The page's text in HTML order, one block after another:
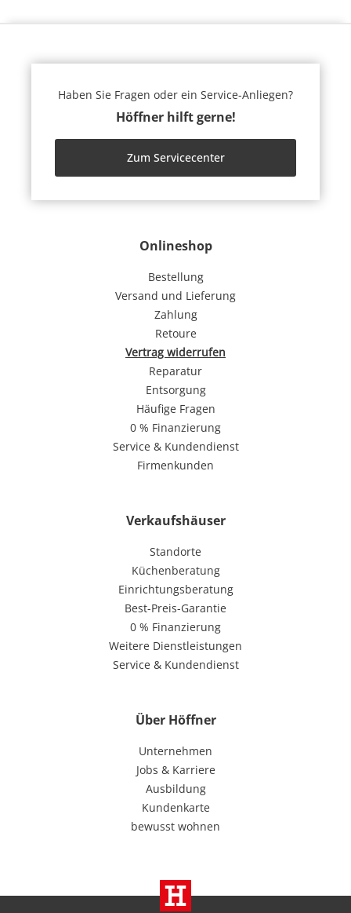
Onlineshop
Bestellung
Versand und Lieferung
Zahlung
Retoure
Vertrag widerrufen
Reparatur
Entsorgung
Häufige Fragen
0 % Finanzierung
Service & Kundendienst
Firmenkunden
Verkaufshäuser
Standorte
Küchenberatung
Einrichtungsberatung
Best-Preis-Garantie
0 % Finanzierung
Weitere Dienstleistungen
Service & Kundendienst
Über Höffner
Unternehmen
Jobs & Karriere
Ausbildung
Kundenkarte
bewusst wohnen
Haben Sie Fragen oder ein Service-Anliegen?
Höffner hilft gerne!
Zum Servicecenter